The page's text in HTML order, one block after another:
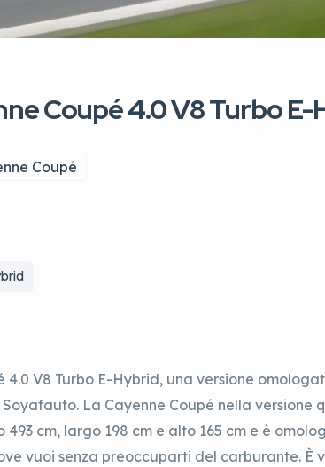
Coupé 4.0 V8 Turbo E-
Coupé
4.0 V8 Turbo E-Hybrid, una versione
La Cayenne Coupé nella versione
cm, largo 198 cm e alto 165 cm e è
vuoi senza preoccuparti del carburante. È